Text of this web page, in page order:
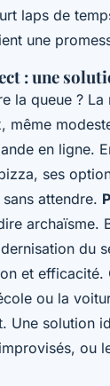
laps de
une
: une
la queue ?
même
en ligne.
ses
attendre.
archaïsme.
du
et efficacité.
ou la
Une solution
ou